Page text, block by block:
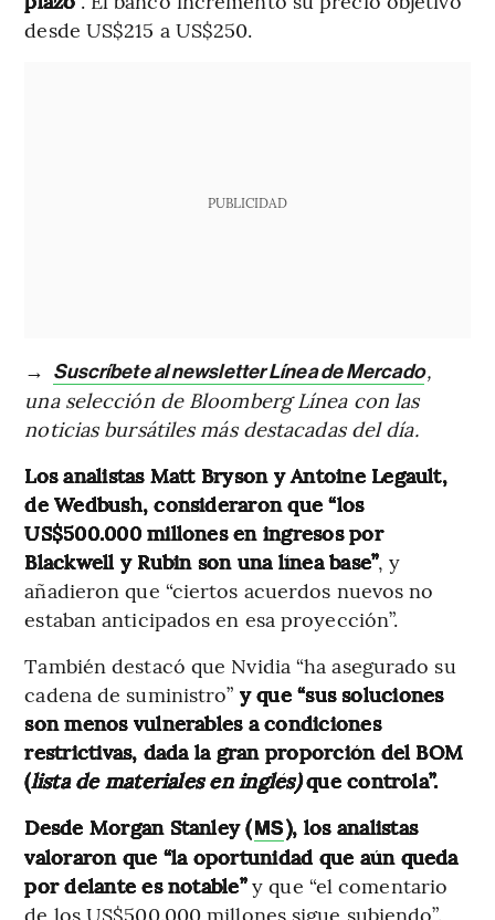
desde US$215 a US$250.
PUBLICIDAD
→ Suscríbete al newsletter Línea de Mercado,
una selección de Bloomberg Línea con las
noticias bursátiles más destacadas del día.
Los analistas Matt Bryson y Antoine Legault,
de Wedbush, consideraron que “los
US$500.000 millones en ingresos por
Blackwell y Rubin son una línea base”, y
añadieron que “ciertos acuerdos nuevos no
estaban anticipados en esa proyección”.
También destacó que Nvidia “ha asegurado su
cadena de suministro” y que “sus soluciones
son menos vulnerables a condiciones
restrictivas, dada la gran proporción del BOM
(lista de materiales en inglés)que controla”.
Desde Morgan Stanley (MS), los analistas
valoraron que “la oportunidad que aún queda
por delante es notable”y que “el comentario
de los US$500.000 millones sigue subiendo”.